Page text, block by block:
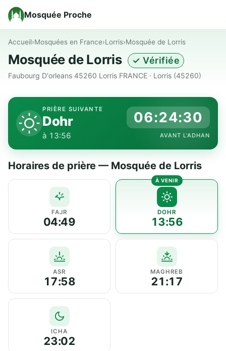
Mosquée Proche
Accueil›Mosquées en France›Lorris›Mosquée de Lorris
Mosquée de Lorris ✓ Vérifiée
Faubourg D'orleans 45260 Lorris FRANCE · Lorris (45260)
PRIÈRE SUIVANTE
Dohr
à 13:56
06:24:30
AVANT L'ADHAN
Horaires de prière — Mosquée de Lorris
FAJR
04:49
DOHR
13:56
ASR
17:58
MAGHREB
21:17
ICHA
23:02